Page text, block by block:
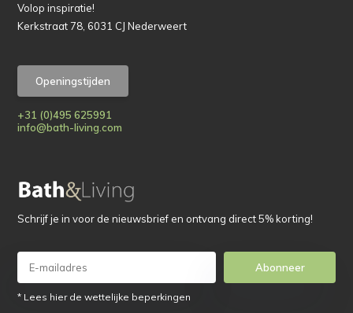
Volop inspiratie!
Kerkstraat 78, 6031 CJ Nederweert
Openingstijden
+31 (0)495 625991
info@bath-living.com
Schrijf je in voor de nieuwsbrief en ontvang direct 5% korting!
Abonneer
* Lees hier de wettelijke beperkingen